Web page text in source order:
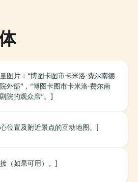
图片：“博图卡图市卡米洛·费尔南德
外部”，“博图卡图市卡米洛·费尔南
院的观众席”。]
位置及附近景点的互动地图。]
（如果可用）。]